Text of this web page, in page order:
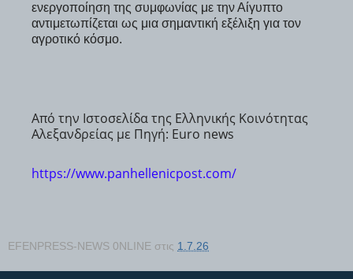
ενεργοποίηση της συμφωνίας με την Αίγυπτο
αντιμετωπίζεται ως μια σημαντική εξέλιξη για τον
αγροτικό κόσμο.
Από την Ιστοσελίδα της Ελληνικής Κοινότητας
Αλεξανδρείας με Πηγή: Euro news
https://www.panhellenicpost.com/
EFENPRESS-NEWS 0NLINE στις 1.7.26